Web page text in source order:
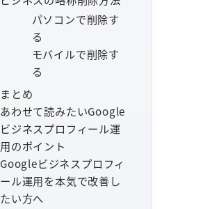
パソコンで削除す
る
モバイルで削除す
る
まとめ
あわせて読みたいGoogle
ビジネスプロフィール運
用のポイント
Googleビジネスプロフィ
ール運用を本気で改善し
たい方へ